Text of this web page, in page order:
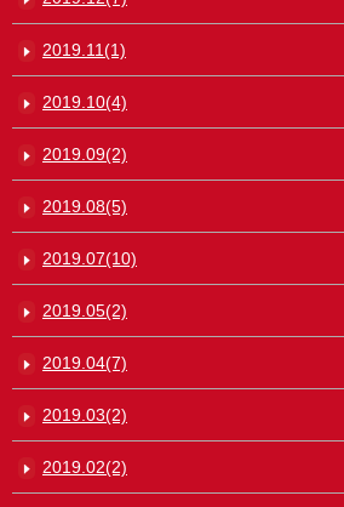
2019.11(1)
2019.10(4)
2019.09(2)
2019.08(5)
2019.07(10)
2019.05(2)
2019.04(7)
2019.03(2)
2019.02(2)